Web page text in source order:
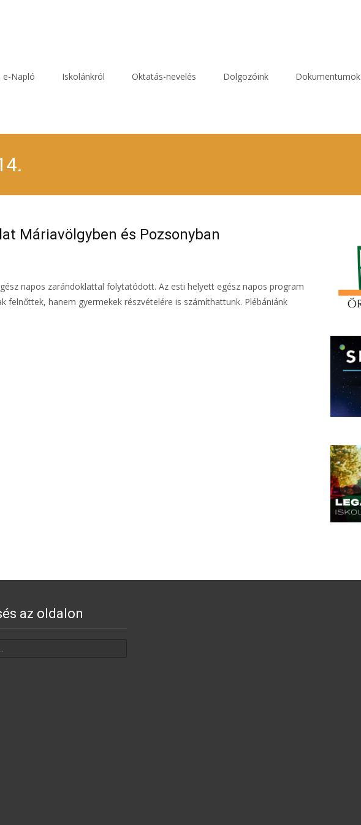
e-Napló Iskolánkról Oktatás-nevelés Dolgozóink Dokumentumok
Máriavölgyben és Pozsonyban
napos zarándoklattal folytatódott. Az esti helyett egész napos program
hanem gyermekek részvételére is számíthattunk. Plébániánk
az oldalon